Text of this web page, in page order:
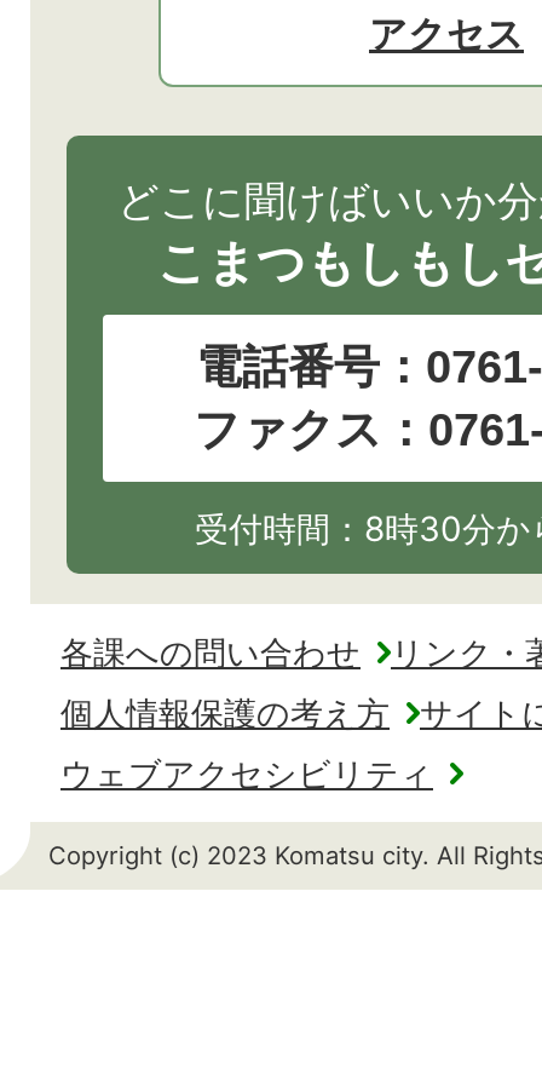
アクセス
どこに聞けばいいか
こまつもしもし
電話番号：
ファクス：
受付時間：8時30分
各課への問い合わせ
リンク・
個人情報保護の考え方
サイト
ウェブアクセシビリティ
Copyright (c) 2023 Komatsu city. All